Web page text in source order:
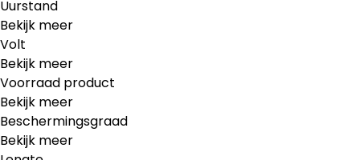
Uurstand
Bekijk meer
Volt
Bekijk meer
Voorraad product
Bekijk meer
Beschermingsgraad
Bekijk meer